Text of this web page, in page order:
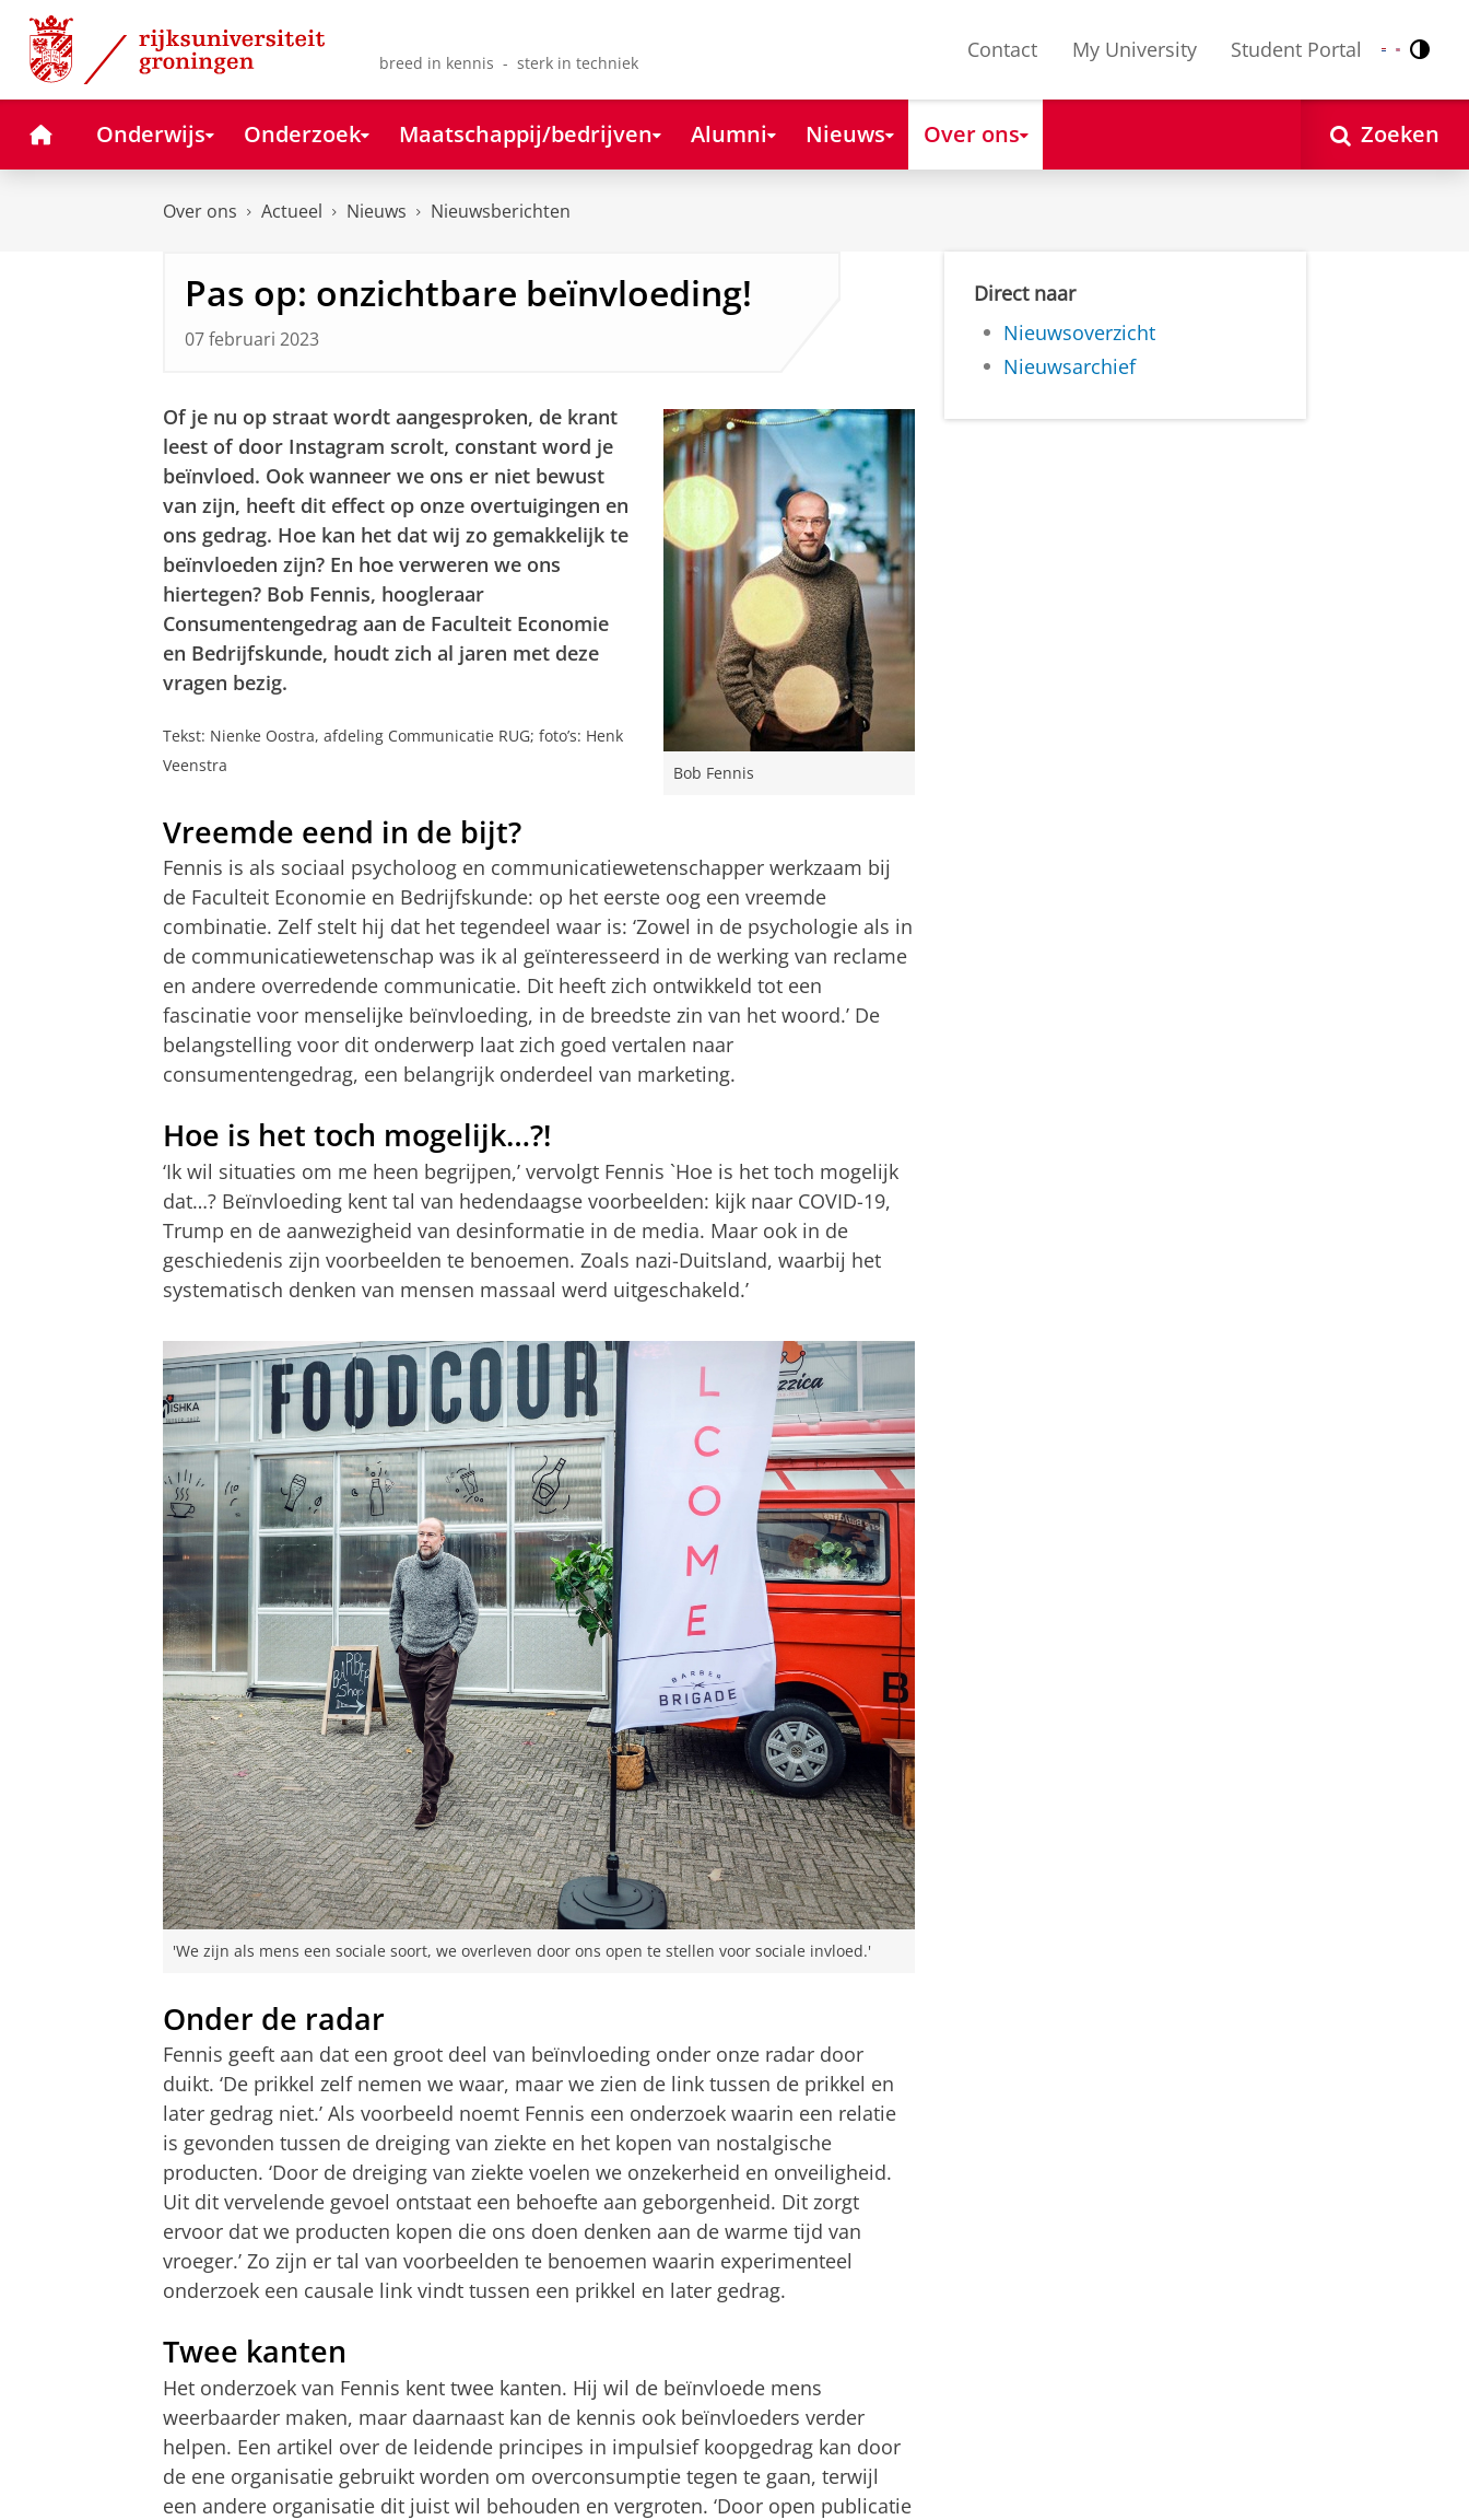
Skip
Content
Skip
Navigation
breed in kennis - sterk in techniek
Contact My University Student Portal Nederlands
English
HomeOnderwijs Onderzoek Maatschappij/bedrijven Alumni Nieuws Over ons Zoeken
Over ons Actueel Nieuws Nieuwsberichten
Pas op: onzichtbare beïnvloeding!
07 februari 2023
Bob Fennis
Of je nu op straat wordt aangesproken, de krant
leest of door Instagram scrolt, constant word je
beïnvloed. Ook wanneer we ons er niet bewust
van zijn, heeft dit effect op onze overtuigingen en
ons gedrag. Hoe kan het dat wij zo gemakkelijk te
beïnvloeden zijn? En hoe verweren we ons
hiertegen? Bob Fennis, hoogleraar
Consumentengedrag aan de Faculteit Economie
en Bedrijfskunde, houdt zich al jaren met deze
vragen bezig.
Tekst: Nienke Oostra, afdeling Communicatie RUG; foto’s: Henk
Veenstra
Vreemde eend in de bijt?
Fennis is als sociaal psycholoog en communicatiewetenschapper werkzaam bij
de Faculteit Economie en Bedrijfskunde: op het eerste oog een vreemde
combinatie. Zelf stelt hij dat het tegendeel waar is: ‘Zowel in de psychologie als in
de communicatiewetenschap was ik al geïnteresseerd in de werking van reclame
en andere overredende communicatie. Dit heeft zich ontwikkeld tot een
fascinatie voor menselijke beïnvloeding, in de breedste zin van het woord.’ De
belangstelling voor dit onderwerp laat zich goed vertalen naar
consumentengedrag, een belangrijk onderdeel van marketing.
Hoe is het toch mogelijk…?!
‘Ik wil situaties om me heen begrijpen,’ vervolgt Fennis `Hoe is het toch mogelijk
dat…? Beïnvloeding kent tal van hedendaagse voorbeelden: kijk naar COVID-19,
Trump en de aanwezigheid van desinformatie in de media. Maar ook in de
geschiedenis zijn voorbeelden te benoemen. Zoals nazi-Duitsland, waarbij het
systematisch denken van mensen massaal werd uitgeschakeld.’
'We zijn als mens een sociale soort, we overleven door ons open te stellen voor sociale invloed.'
Onder de radar
Fennis geeft aan dat een groot deel van beïnvloeding onder onze radar door
duikt. ‘De prikkel zelf nemen we waar, maar we zien de link tussen de prikkel en
later gedrag niet.’ Als voorbeeld noemt Fennis een onderzoek waarin een relatie
is gevonden tussen de dreiging van ziekte en het kopen van nostalgische
producten. ‘Door de dreiging van ziekte voelen we onzekerheid en onveiligheid.
Uit dit vervelende gevoel ontstaat een behoefte aan geborgenheid. Dit zorgt
ervoor dat we producten kopen die ons doen denken aan de warme tijd van
vroeger.’ Zo zijn er tal van voorbeelden te benoemen waarin experimenteel
onderzoek een causale link vindt tussen een prikkel en later gedrag.
Twee kanten
Het onderzoek van Fennis kent twee kanten. Hij wil de beïnvloede mens
weerbaarder maken, maar daarnaast kan de kennis ook beïnvloeders verder
helpen. Een artikel over de leidende principes in impulsief koopgedrag kan door
de ene organisatie gebruikt worden om overconsumptie tegen te gaan, terwijl
een andere organisatie dit juist wil behouden en vergroten. ‘Door open publicatie
Direct naar
Nieuwsoverzicht
Nieuwsarchief